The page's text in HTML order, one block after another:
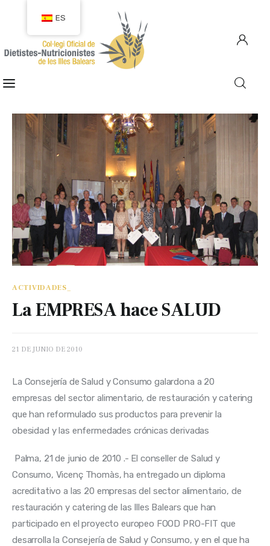
COLEGIADOS
EMPLEO
CIUDADANÍA
RECURSOS
TRANSPARENCIA
ACTIVIDADES_
La EMPRESA hace SALUD
21 DE JUNIO DE 2010
La Consejería de Salud y Consumo galardona a 20
empresas del sector alimentario, de restauración y catering
que han reformulado sus productos para prevenir la
obesidad y las enfermedades crónicas derivadas
Consumo, Vicenç Thomàs, ha entregado un diploma
acreditativo a las 20 empresas del sector alimentario, de
restauración y catering de las Illes Balears que han
participado en el proyecto europeo FOOD PRO-FIT que
desarrolla la Consejería de Salud y Consumo, y en el que ha
ES